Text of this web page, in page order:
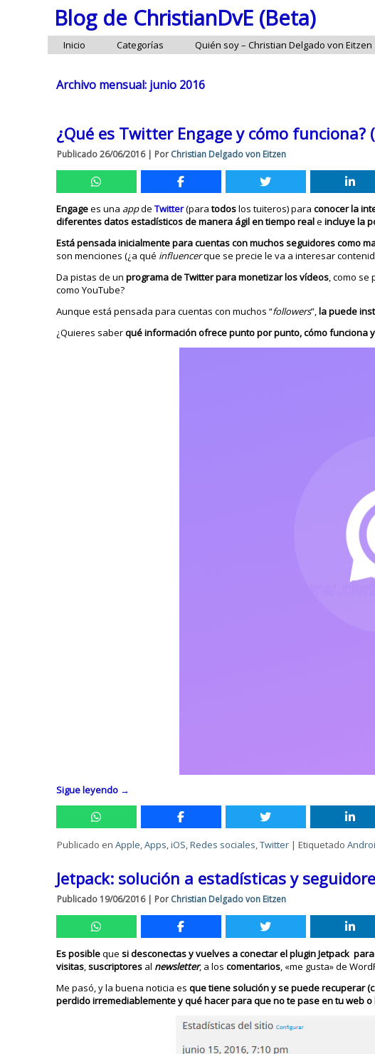
Blog de ChristianDvE (Beta)
Inicio Categorías Quién soy – Christian Delgado von Eitzen
Archivo mensual: junio 2016
¿Qué es Twitter Engage y cómo
Publicado26/06/2016| Por Christian Delgado von Eitzen
Engagees una appdeTwitter(paratodoslos tuiteros) paraconocer la
diferentes datos estadísticos de manera ágil en tiempo realeincluye la
Está pensada inicialmente para cuentas con muchos seguidores como
son menciones (¿a qué influencerque se precie le va a interesar
Da pistas de unprograma de Twitter para monetizar los vídeos, como se
como YouTube?
Aunque está pensada para cuentas con muchos “followers”,la puede
¿Quieres saberqué información ofrece punto por punto, cómo funciona
Sigue leyendo →
Publicado en Apple,Apps,iOS,Redes sociales,Twitter |Etiquetado
Jetpack: solución a estadísticas y
Publicado19/06/2016| Por Christian Delgado von Eitzen
Es posiblequesi desconectas y vuelves a conectar el plugin Jetpack
visitas,suscriptores al newsletter, a loscomentarios, «me gusta» de
Me pasó, y la buena noticia esque tiene solución y se puede recuperar
perdido irremediablementey qué hacer para que no te pase en tu web o